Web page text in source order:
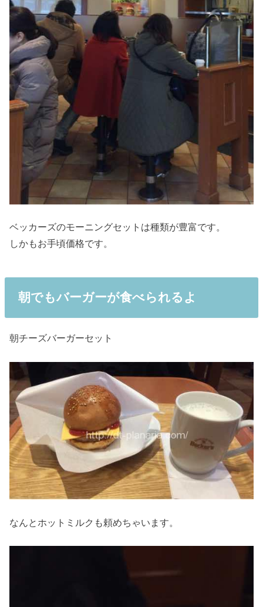
ベッカーズのモーニングセットは種類が豊富です。
しかもお手頃価格です。
朝でもバーガーが食べられるよ
朝チーズバーガーセット
なんとホットミルクも頼めちゃいます。